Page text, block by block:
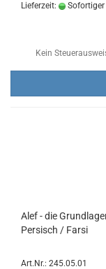
Lieferzeit:
Kein
Alef - die
Persisch / Farsi
Art.Nr.: 245.05.01